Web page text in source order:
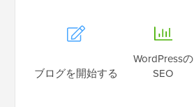
ブログを開始する
WordPressの
SEO